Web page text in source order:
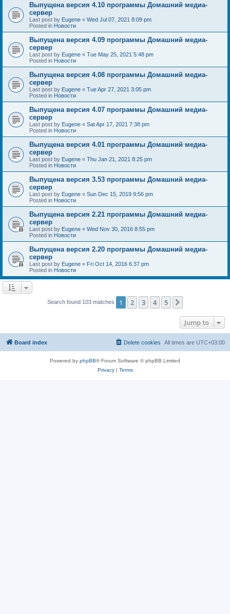
Выпущена версия 4.10 программы Домашний медиа-
сервер
Last post by Eugene « Wed Jul 07, 2021 8:09 pm
Posted in Новости
Выпущена версия 4.09 программы Домашний медиа-
сервер
Last post by Eugene « Tue May 25, 2021 5:48 pm
Posted in Новости
Выпущена версия 4.08 программы Домашний медиа-
сервер
Last post by Eugene « Tue Apr 27, 2021 3:05 pm
Posted in Новости
Выпущена версия 4.07 программы Домашний медиа-
сервер
Last post by Eugene « Sat Apr 17, 2021 7:38 pm
Posted in Новости
Выпущена версия 4.01 программы Домашний медиа-
сервер
Last post by Eugene « Thu Jan 21, 2021 8:25 pm
Posted in Новости
Выпущена версия 3.53 программы Домашний медиа-
сервер
Last post by Eugene « Sun Dec 15, 2019 9:56 pm
Posted in Новости
Выпущена версия 2.21 программы Домашний медиа-
сервер
Last post by Eugene « Wed Nov 30, 2016 8:55 pm
Posted in Новости
Выпущена версия 2.20 программы Домашний медиа-
сервер
Last post by Eugene « Fri Oct 14, 2016 6:37 pm
Posted in Новости
Search found 103 matches 1 2 3 4 5
Jump to
Board index All times are UTC+03:00
Delete cookies
Powered by phpBB® Forum Software © phpBB Limited
Privacy| Terms